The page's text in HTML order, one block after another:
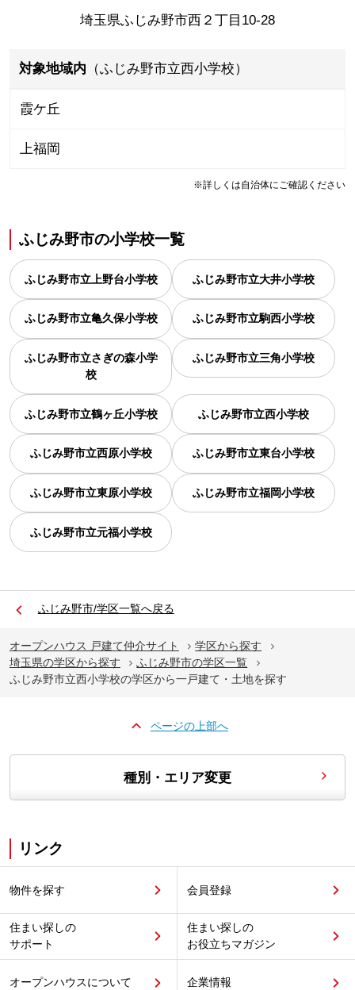
埼玉県ふじみ野市西２丁目10-28
対象地域内 （ふじみ野市立西小学校）
霞ケ丘
上福岡
※詳しくは自治体にご確認ください
ふじみ野市の小学校一覧
ふじみ野市立上野台小学校 ふじみ野市立大井小学校
ふじみ野市立亀久保小学校 ふじみ野市立駒西小学校
ふじみ野市立さぎの森小学
校
ふじみ野市立三角小学校
ふじみ野市立鶴ヶ丘小学校 ふじみ野市立西小学校
ふじみ野市立西原小学校 ふじみ野市立東台小学校
ふじみ野市立東原小学校 ふじみ野市立福岡小学校
ふじみ野市立元福小学校
ふじみ野市/学区一覧へ戻る
オープンハウス 戸建て仲介サイト
学区から探す
埼玉県の学区から探す
ふじみ野市の学区一覧
ふじみ野市立西小学校の学区から一戸建て・土地を探す
ページの上部へ
種別・エリア変更
リンク
物件を探す 会員登録
住まい探しの
サポート
住まい探しの
お役立ちマガジン
オープンハウスについて 企業情報